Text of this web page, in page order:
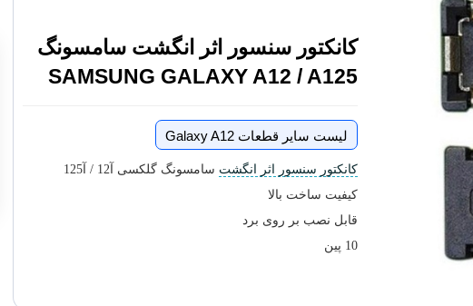
کانکتور سنسور اثر انگشت سامسونگ
SAMSUNG GALAXY A12 / A125
لیست سایر قطعات Galaxy A12
کانکتور سنسور اثر انگشت سامسونگ گلکسی آ12 / آ125
کیفیت ساخت بالا
قابل نصب بر روی برد
10 پین